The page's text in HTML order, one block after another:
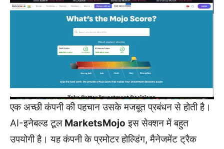
एक अच्छी कंपनी की पहचान उसके मजबूत प्रबंधन से होती है।
AI-इनेबल्ड टूल MarketsMojo इस सेक्शन में बहुत
उपयोगी है। यह कंपनी के प्रमोटर होल्डिंग, मैनेजमेंट ट्रैक